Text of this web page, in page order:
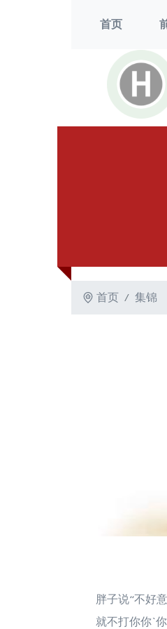
首页
首页 集锦
胖子说“不好
就不打你你`